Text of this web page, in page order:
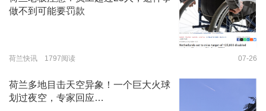
做不到可能要罚款
荷兰快讯 1797阅读 07-26
荷兰多地目击天空异象！一个巨大火球
划过夜空，专家回应…